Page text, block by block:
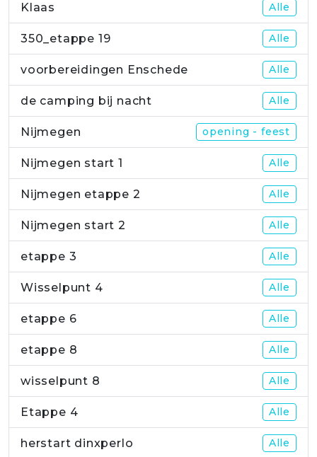
Klaas Alle
350_etappe 19 Alle
voorbereidingen Enschede Alle
de camping bij nacht Alle
Nijmegen opening - feest
Nijmegen start 1 Alle
Nijmegen etappe 2 Alle
Nijmegen start 2 Alle
etappe 3 Alle
Wisselpunt 4 Alle
etappe 6 Alle
etappe 8 Alle
wisselpunt 8 Alle
Etappe 4 Alle
herstart dinxperlo Alle